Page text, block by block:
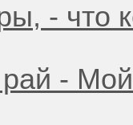
- что
-